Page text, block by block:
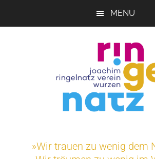
MENU
Ringelnatz-
Projekte»Wir trauen zu wenig dem